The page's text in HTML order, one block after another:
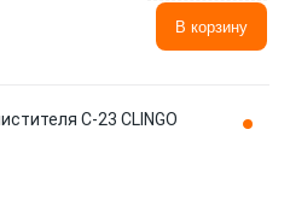
В корзину
C-23 CLINGO